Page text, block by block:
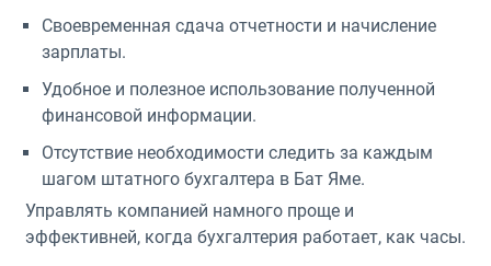
Своевременная сдача отчетности и начисление
зарплаты.
Удобное и полезное использование полученной
финансовой информации.
Отсутствие необходимости следить за каждым
шагом штатного бухгалтера в Бат Яме.
Управлять компанией намного проще и
эффективней, когда бухгалтерия работает, как часы.